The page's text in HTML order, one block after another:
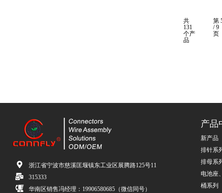
共
131
个产
品
第
/ 9
页
浙江省宁波市慈溪匡堰镇东工业区展腾路125号11
315333
华南区销售冯经理：19906580685（微信同号）
产品
新产品
排针系
排母系
电池座
桶系列